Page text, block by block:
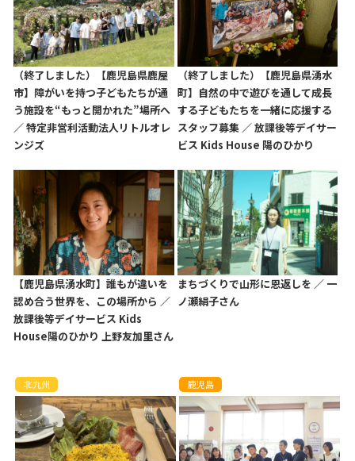
（終了しました）【鹿児島県鹿屋
市】障がいを持つ子どもたちが通
う施設を“もっと開かれた”場所へ
／ 特定非営利活動法人リトルオレ
ンジズ
（終了しました）【鹿児島県湧水
町】自然の中で遊びを通して成長
する子どもたちを一緒に応援する
スタッフ募集 ／ 放課後等デイサー
ビス Kids House 陽のひかり
【鹿児島県湧水町】誰もが違いを
認め合う世界を、この場所から ／
放課後等デイサービス Kids
House陽のひかり 上野友加里さん
まちづくりで山形に恩返しを ／ 一
ノ瀬絹子さん
北九州 鹿児島